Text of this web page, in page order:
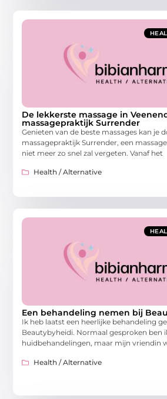
De lekkerste massage in
massagepraktijk Surrender
Genieten van de beste massages kan je
massagepraktijk Surrender, een
niet meer zo snel zal vergeten. Vanaf het
Health / Alternative
Een behandeling nemen bij
Ik heb laatst een heerlijke behandeling
Beautybyheidi. Normaal gesproken ben
huidbehandelingen, maar mijn vriendin
Health / Alternative